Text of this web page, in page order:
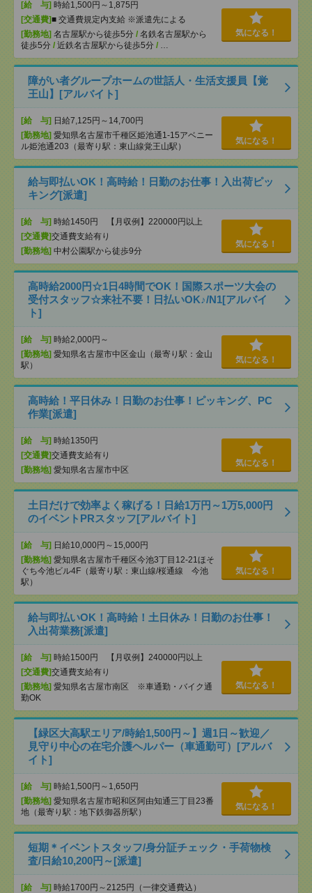
[給 与] 時給1,500円～1,875円
[交通費]■ 交通費規定内支給 ※派遣先による
[勤務地] 名古屋駅から徒歩5分 / 名鉄名古屋駅から
徒歩5分 / 近鉄名古屋駅から徒歩5分 / …
気になる！
障がい者グループホームの世話人・生活支援員【覚
王山】[アルバイト]
[給 与] 日給7,125円～14,700円
[勤務地] 愛知県名古屋市千種区姫池通1-15アベニー
ル姫池通203（最寄り駅：東山線覚王山駅）
気になる！
給与即払いOK！高時給！日勤のお仕事！入出荷ピッ
キング[派遣]
[給 与] 時給1450円 【月収例】220000円以上
[交通費]交通費支給有り
[勤務地] 中村公園駅から徒歩9分
気になる！
高時給2000円☆1日4時間でOK！国際スポーツ大会の
受付スタッフ☆来社不要！日払いOK♪/N1[アルバイ
ト]
[給 与] 時給2,000円～
[勤務地] 愛知県名古屋市中区金山（最寄り駅：金山
駅）
気になる！
高時給！平日休み！日勤のお仕事！ピッキング、PC
作業[派遣]
[給 与] 時給1350円
[交通費]交通費支給有り
[勤務地] 愛知県名古屋市中区
気になる！
土日だけで効率よく稼げる！日給1万円～1万5,000円
のイベントPRスタッフ[アルバイト]
[給 与] 日給10,000円～15,000円
[勤務地] 愛知県名古屋市千種区今池3丁目12-21ほそ
ぐち今池ビル4F（最寄り駅：東山線/桜通線 今池
駅）
気になる！
給与即払いOK！高時給！土日休み！日勤のお仕事！
入出荷業務[派遣]
[給 与] 時給1500円 【月収例】240000円以上
[交通費]交通費支給有り
[勤務地] 愛知県名古屋市南区 ※車通勤・バイク通
勤OK
気になる！
【緑区大高駅エリア/時給1,500円～】週1日～歓迎／
見守り中心の在宅介護ヘルパー（車通勤可）[アルバ
イト]
[給 与] 時給1,500円～1,650円
[勤務地] 愛知県名古屋市昭和区阿由知通三丁目23番
地（最寄り駅：地下鉄御器所駅）
気になる！
短期＊イベントスタッフ/身分証チェック・手荷物検
査/日給10,200円～[派遣]
[給 与] 時給1700円～2125円（一律交通費込）